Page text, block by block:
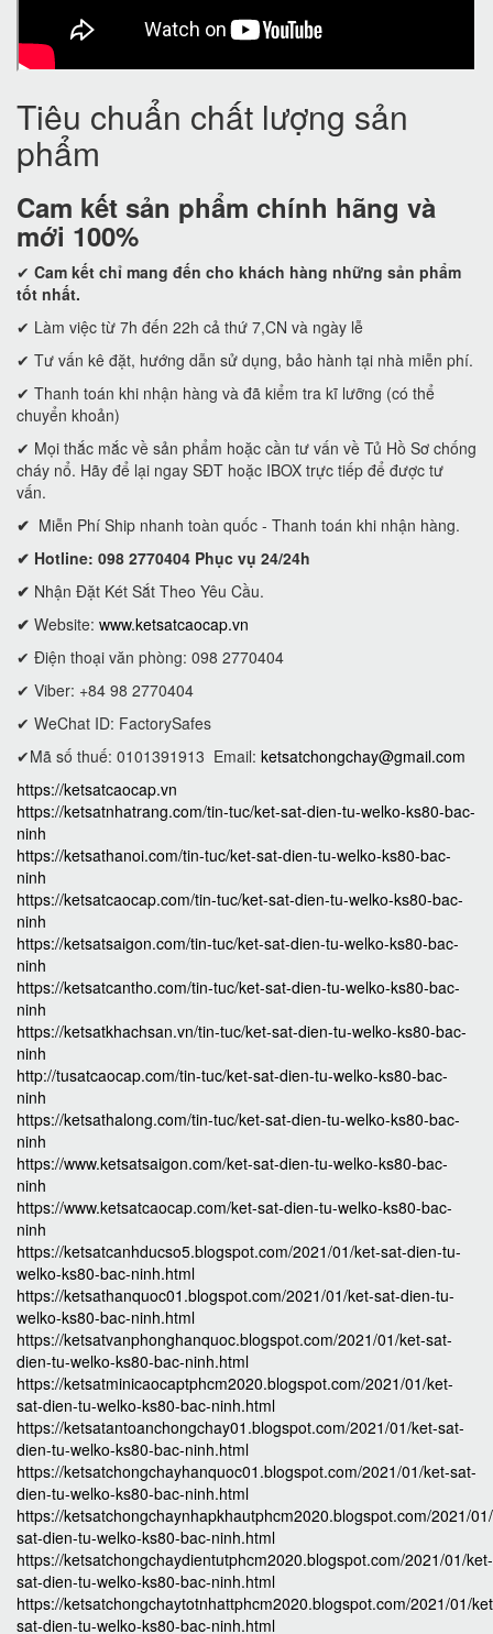
Tiêu chuẩn chất lượng sản
phẩm
Cam kết sản phẩm chính hãng và
mới 100%
✔ Cam kết chỉ mang đến cho khách hàng những sản phẩm
tốt nhất.
✔ Làm việc từ 7h đến 22h cả thứ 7,CN và ngày lễ
✔ Tư vấn kê đặt, hướng dẫn sử dụng, bảo hành tại nhà miễn phí.
✔ Thanh toán khi nhận hàng và đã kiểm tra kĩ lưỡng (có thể
chuyển khoản)
✔ Mọi thắc mắc về sản phẩm hoặc cần tư vấn về Tủ Hồ Sơ chống
cháy nổ. Hãy để lại ngay SĐT hoặc IBOX trực tiếp để được tư
vấn.
✔ Miễn Phí Ship nhanh toàn quốc - Thanh toán khi nhận hàng.
✔ Hotline: 098 2770404 Phục vụ 24/24h
✔ Nhận Đặt Két Sắt Theo Yêu Cầu.
✔ Website: www.ketsatcaocap.vn
✔ Điện thoại văn phòng: 098 2770404
✔ Viber: +84 98 2770404
✔ WeChat ID: FactorySafes
✔Mã số thuế: 0101391913 Email: ketsatchongchay@gmail.com
https://ketsatcaocap.vn
https://ketsatnhatrang.com/tin-tuc/ket-sat-dien-tu-welko-ks80-bac-
ninh
https://ketsathanoi.com/tin-tuc/ket-sat-dien-tu-welko-ks80-bac-
ninh
https://ketsatcaocap.com/tin-tuc/ket-sat-dien-tu-welko-ks80-bac-
ninh
https://ketsatsaigon.com/tin-tuc/ket-sat-dien-tu-welko-ks80-bac-
ninh
https://ketsatcantho.com/tin-tuc/ket-sat-dien-tu-welko-ks80-bac-
ninh
https://ketsatkhachsan.vn/tin-tuc/ket-sat-dien-tu-welko-ks80-bac-
ninh
http://tusatcaocap.com/tin-tuc/ket-sat-dien-tu-welko-ks80-bac-
ninh
https://ketsathalong.com/tin-tuc/ket-sat-dien-tu-welko-ks80-bac-
ninh
https://www.ketsatsaigon.com/ket-sat-dien-tu-welko-ks80-bac-
ninh
https://www.ketsatcaocap.com/ket-sat-dien-tu-welko-ks80-bac-
ninh
https://ketsatcanhducso5.blogspot.com/2021/01/ket-sat-dien-tu-
welko-ks80-bac-ninh.html
https://ketsathanquoc01.blogspot.com/2021/01/ket-sat-dien-tu-
welko-ks80-bac-ninh.html
https://ketsatvanphonghanquoc.blogspot.com/2021/01/ket-sat-
dien-tu-welko-ks80-bac-ninh.html
https://ketsatminicaocaptphcm2020.blogspot.com/2021/01/ket-
sat-dien-tu-welko-ks80-bac-ninh.html
https://ketsatantoanchongchay01.blogspot.com/2021/01/ket-sat-
dien-tu-welko-ks80-bac-ninh.html
https://ketsatchongchayhanquoc01.blogspot.com/2021/01/ket-sat-
dien-tu-welko-ks80-bac-ninh.html
https://ketsatchongchaynhapkhautphcm2020.blogspot.com/2021/
sat-dien-tu-welko-ks80-bac-ninh.html
https://ketsatchongchaydientutphcm2020.blogspot.com/2021/01/ket-
sat-dien-tu-welko-ks80-bac-ninh.html
https://ketsatchongchaytotnhattphcm2020.blogspot.com/2021/01/
sat-dien-tu-welko-ks80-bac-ninh.html